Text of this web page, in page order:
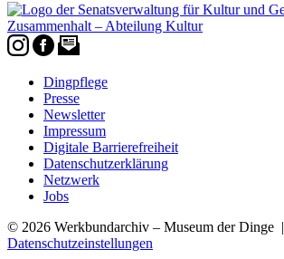
Dingpflege
Presse
Newsletter
Impressum
Digitale Barrierefreiheit
Datenschutzerklärung
Netzwerk
Jobs
© 2026 Werkbundarchiv – Museum der Dinge |
Datenschutzeinstellungen